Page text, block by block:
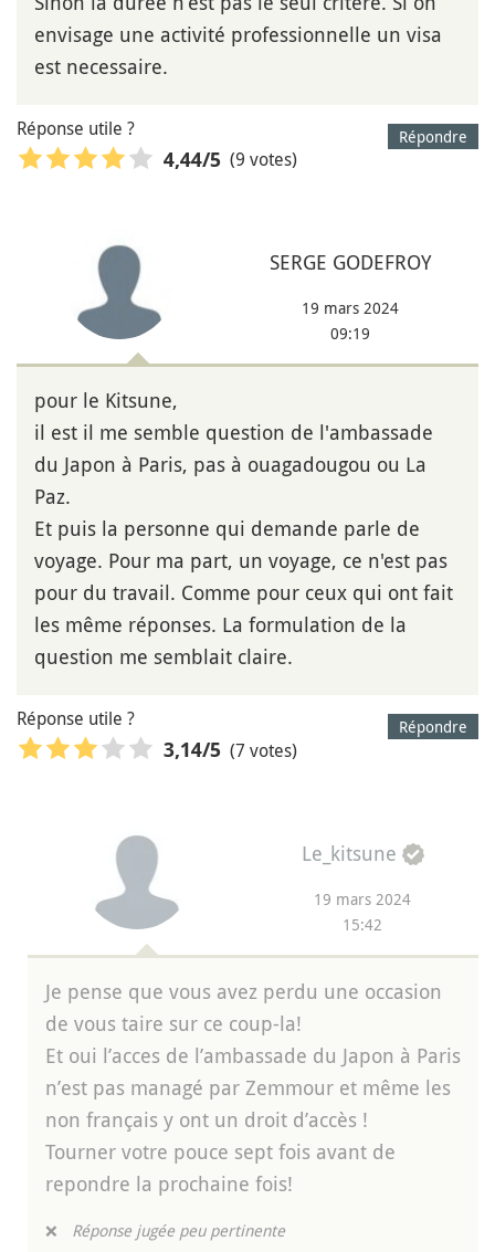
envisage une activité professionnelle un visa
est necessaire.
Répondre
Réponse utile ?
4,44/5 (9 votes)
SERGE GODEFROY
19 mars 2024
09:19
pour le Kitsune,
il est il me semble question de l'ambassade
du Japon à Paris, pas à ouagadougou ou La
Paz.
Et puis la personne qui demande parle de
voyage. Pour ma part, un voyage, ce n'est pas
pour du travail. Comme pour ceux qui ont fait
les même réponses. La formulation de la
question me semblait claire.
Répondre
Réponse utile ?
3,14/5 (7 votes)
Le_kitsune
19 mars 2024
15:42
Je pense que vous avez perdu une occasion
de vous taire sur ce coup-la!
Et oui l’acces de l’ambassade du Japon à Paris
n’est pas managé par Zemmour et même les
non français y ont un droit d’accès !
Tourner votre pouce sept fois avant de
repondre la prochaine fois!
❌ Réponse jugée peu pertinente